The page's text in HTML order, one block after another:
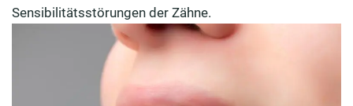
Sensibilitätsstörungen der Zähne.